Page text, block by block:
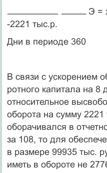
Э =
-2221 тыс.р.
Дни в периоде 360
В связи с ускорением
ротного капитала на 8
относительное
оборота на сумму
оборачивался в
за 108, то для
в размере 99935 тыс.
иметь в обороте не